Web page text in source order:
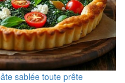
sablée toute prête